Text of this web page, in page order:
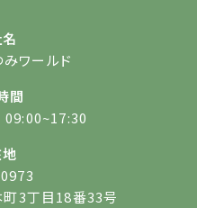
ワールド
間
3丁目18番33号